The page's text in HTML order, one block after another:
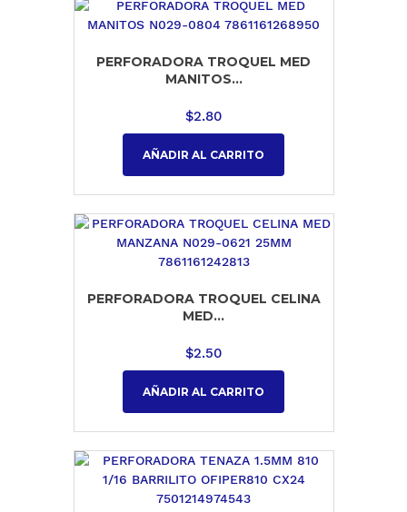
PERFORADORA TROQUEL MED
MANITOS...
$2.80
AÑADIR AL CARRITO
PERFORADORA TROQUEL CELINA
MED...
$2.50
AÑADIR AL CARRITO